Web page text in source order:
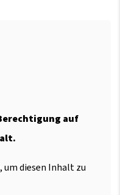
auf
um diesen Inhalt zu